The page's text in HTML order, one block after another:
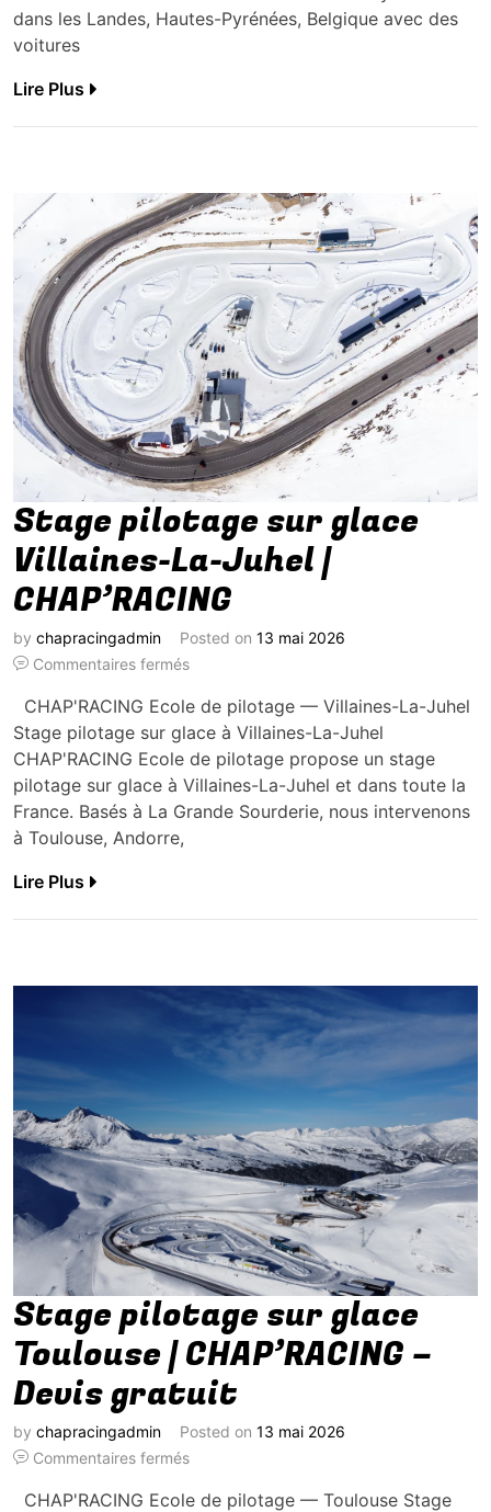
dans les Landes, Hautes-Pyrénées, Belgique avec des
voitures
Lire Plus
Stage pilotage sur glace
Villaines-La-Juhel |
CHAP’RACING
by chapracingadmin Posted on 13 mai 2026
Commentaires fermés
CHAP'RACING Ecole de pilotage — Villaines-La-Juhel
Stage pilotage sur glace à Villaines-La-Juhel
CHAP'RACING Ecole de pilotage propose un stage
pilotage sur glace à Villaines-La-Juhel et dans toute la
France. Basés à La Grande Sourderie, nous intervenons
à Toulouse, Andorre,
Lire Plus
Stage pilotage sur glace
Toulouse | CHAP’RACING –
Devis gratuit
by chapracingadmin Posted on 13 mai 2026
Commentaires fermés
CHAP'RACING Ecole de pilotage — Toulouse Stage